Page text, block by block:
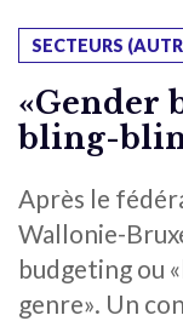
SECTEURS
«Gender
bling-
Après le
Wallonie-
budgeting ou
genre». Un